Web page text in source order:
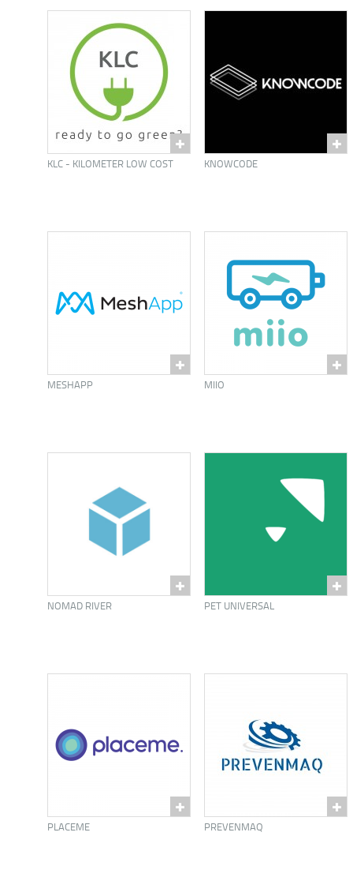
KLC - KILOMETER LOW COST KNOWCODE
MESHAPP MIIO
NOMAD RIVER PET UNIVERSAL
PLACEME PREVENMAQ